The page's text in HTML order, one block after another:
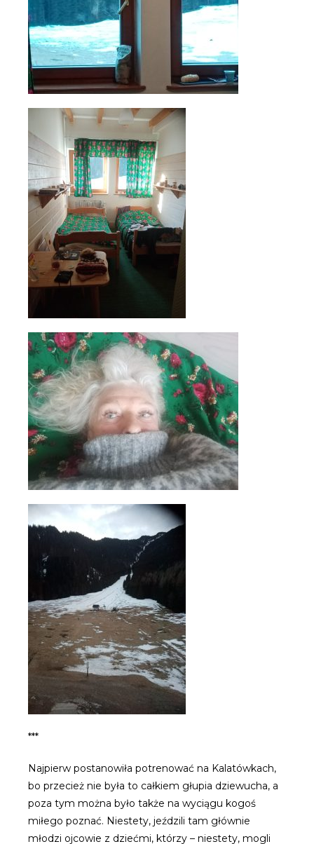
***
Najpierw postanowiła potrenować na Kalatówkach,
bo przecież nie była to całkiem głupia dziewucha, a
poza tym można było także na wyciągu kogoś
miłego poznać. Niestety, jeździli tam głównie
młodzi ojcowie z dziećmi, którzy – niestety, mogli